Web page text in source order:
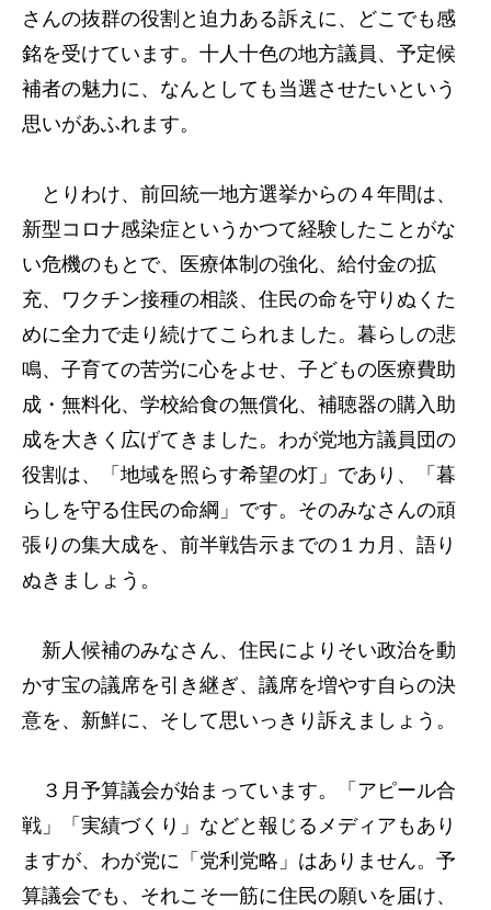
さんの抜群の役割と迫力ある訴えに、どこでも感
銘を受けています。十人十色の地方議員、予定候
補者の魅力に、なんとしても当選させたいという
思いがあふれます。
とりわけ、前回統一地方選挙からの４年間は、
新型コロナ感染症というかつて経験したことがな
い危機のもとで、医療体制の強化、給付金の拡
充、ワクチン接種の相談、住民の命を守りぬくた
めに全力で走り続けてこられました。暮らしの悲
鳴、子育ての苦労に心をよせ、子どもの医療費助
成・無料化、学校給食の無償化、補聴器の購入助
成を大きく広げてきました。わが党地方議員団の
役割は、「地域を照らす希望の灯」であり、「暮
らしを守る住民の命綱」です。そのみなさんの頑
張りの集大成を、前半戦告示までの１カ月、語り
ぬきましょう。
新人候補のみなさん、住民によりそい政治を動
かす宝の議席を引き継ぎ、議席を増やす自らの決
意を、新鮮に、そして思いっきり訴えましょう。
３月予算議会が始まっています。「アピール合
戦」「実績づくり」などと報じるメディアもあり
ますが、わが党に「党利党略」はありません。予
算議会でも、それこそ一筋に住民の願いを届け、